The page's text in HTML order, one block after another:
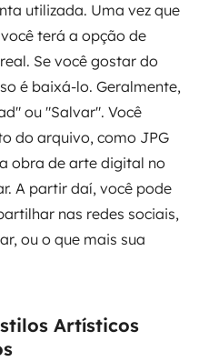
utilizada. Uma vez que
terá a opção de
Se você gostar do
é baixá-lo. Geralmente,
ou "Salvar". Você
do arquivo, como JPG
obra de arte digital no
A partir daí, você pode
nas redes sociais,
ou o que mais sua
Artísticos